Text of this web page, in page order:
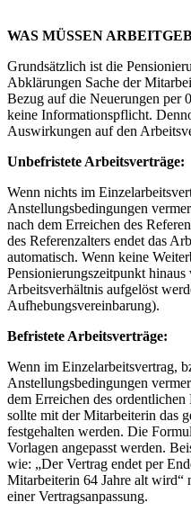
WAS MÜSSEN
Grundsätzlich ist die
Abklärungen Sache der
Bezug auf die Neuerungen per
keine Informationspflicht.
Auswirkungen auf den
Unbefristete Arbeitsverträge:
Wenn nichts im
Anstellungsbedingungen
nach dem Erreichen des
des Referenzalters endet das
automatisch. Wenn keine
Pensionierungszeitpunkt hinaus
Arbeitsverhältnis aufgelöst
Aufhebungsvereinbarung).
Befristete Arbeitsverträge:
Wenn im Einzelarbeitsvertrag,
Anstellungsbedingungen
dem Erreichen des ordentlichen
sollte mit der Mitarbeiterin das
festgehalten werden. Die
Vorlagen angepasst werden.
wie: „Der Vertrag endet per
Mitarbeiterin 64 Jahre alt wird“
einer Vertragsanpassung.